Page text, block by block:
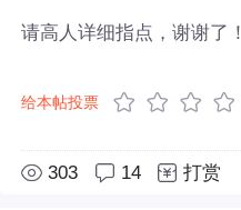
请高人详细指点，谢谢了！
给本帖投票
303 14 打赏